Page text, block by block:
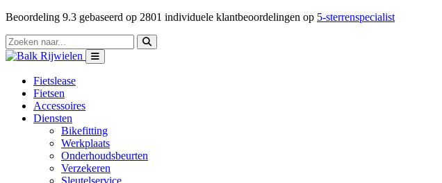
Beoordeling 9.3 gebaseerd op 2801 individuele klantbeoordelingen op 5-sterrenspecialist
Fietslease
Fietsen
Accessoires
Diensten
Bikefitting
Werkplaats
Onderhoudsbeurten
Verzekeren
Sleutelservice